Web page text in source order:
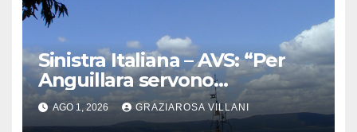
Sinistra Italiana – AVS: “Per
Anguillara servono
trasparenza, partecipazione e
scelte politiche coraggiose”
AGO 1, 2026 GRAZIAROSA VILLANI